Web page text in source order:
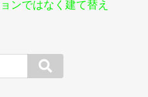
ンではなく建て替え